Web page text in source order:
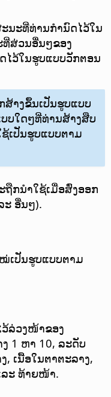
ະທີ່ທ່ານກຳນົດໄວ້ໃນ
ທີ່ສ່ວນອື່ນໆຂອງ
ໄວ້ໃນຮູບແບບວັກຕອນ
າງຂຶ້ນເປັນຮູບແບບ
ບໃດໆທີ່ທ່ານສ້າງສືບ
ເປັນຮູບແບບຕາມ
ກນຳໃຊ້ເມື່ອສົ່ງອອກ
ະ ອື່ນໆ).
ເປັນຮູບແບບຕາມ
ລ່ວງໜ້າຂອງ
1 ຫາ 10, ລະດັບ
ເນື້ອໃນຕາຕະລາງ,
ະ ທ້າຍໜ້າ.